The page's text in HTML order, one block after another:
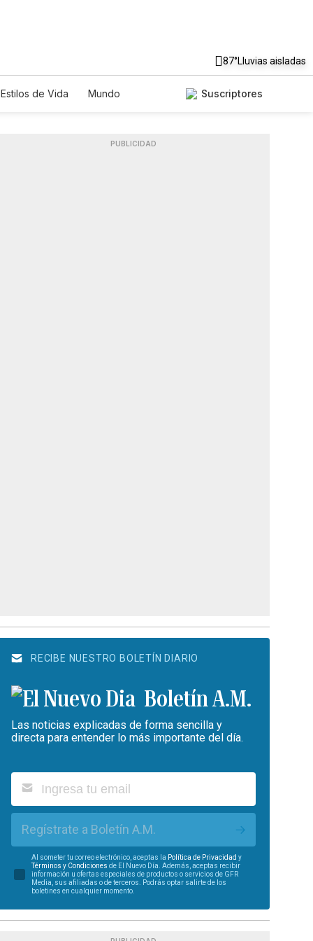
87°Lluvias aisladas
Estilos de Vida
Mundo
Suscriptores
PUBLICIDAD
RECIBE NUESTRO BOLETÍN DIARIO
Boletín A.M.
Las noticias explicadas de forma sencilla y
directa para entender lo más importante del día.
Regístrate a Boletín A.M.
Al someter tu correo electrónico, aceptas la Política de Privacidad y
Términos y Condiciones de El Nuevo Día. Además, aceptas recibir
información u ofertas especiales de productos o servicios de GFR
Media, sus afiliadas o de terceros. Podrás optar salirte de los
boletines en cualquier momento.